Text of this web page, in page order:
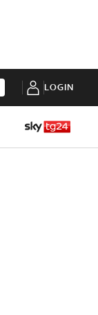
LOGIN